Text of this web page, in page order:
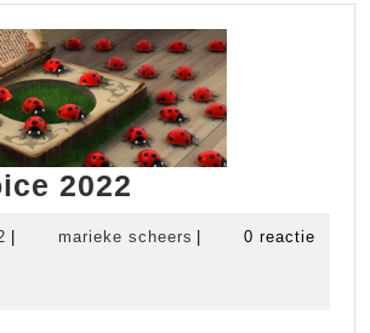
2022
5| marieke scheers marieke
|
0 reactie